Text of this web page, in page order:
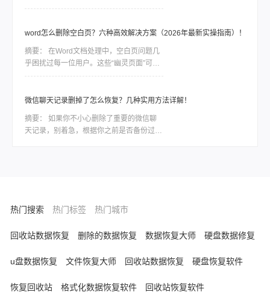
删聊天记录，由于 QQ 数据的加密特性，恢
等同于永久抹除。在数据底层，删除指令通
数据尚未覆盖该区域，通过合理的方法依然
有很大几率找回。
word怎么删除空白页？六种高效解决方案（2026年最新实操指南）！
摘要：
乎困扰过每一位用户。这些“幽灵页面”可能
由分页符残留、段落格式异常、表格溢出或
白页呢？本文结合最新Office版本特性，整
冗余页面。
微信聊天记录删掉了怎么恢复？几种实用方法详解！
摘要：
天记录，别着急，根据你之前是否备份过、
热门搜索 热门标签 热门城市
回收站数据恢复 删除的数据恢复 数据恢复大师 硬盘数据修复
u盘数据恢复 文件恢复大师 回收站数据恢复 硬盘恢复软件
恢复回收站 格式化数据恢复软件 回收站恢复软件